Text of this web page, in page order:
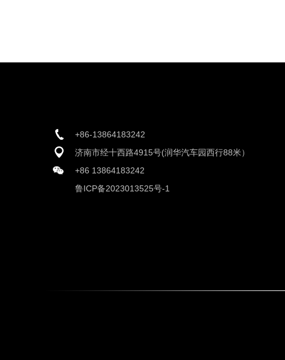
+86-13864183242
济南市经十西路4915号(润华汽车园西行88米）
+86 13864183242
鲁ICP备2023013525号-1